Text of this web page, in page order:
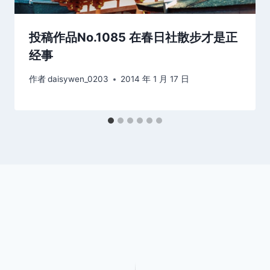
投稿作品No.1085 在春日社散步才是正
经事
作者daisywen_0203 2014 年 1 月 17 日